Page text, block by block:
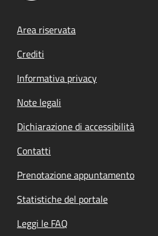
Footer menu
Area riservata
Crediti
Informativa privacy
Note legali
Dichiarazione di accessibilità
Contatti
Prenotazione appuntamento
Statistiche del portale
Leggi le FAQ